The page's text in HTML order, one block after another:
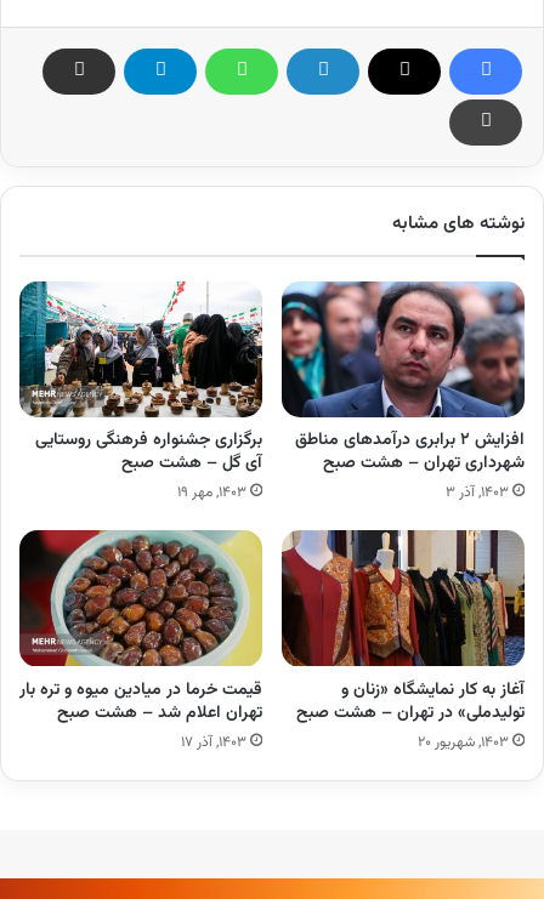
نوشته های مشابه
افزایش ۲ برابری درآمدهای مناطق
شهرداری تهران – هشت صبح
۱۴۰۳, آذر ۳
برگزاری جشنواره فرهنگی روستایی
آی گل – هشت صبح
۱۴۰۳, مهر ۱۹
آغاز به کار نمایشگاه «زنان و
تولیدملی» در تهران – هشت صبح
۱۴۰۳, شهریور ۲۰
قیمت خرما در میادین میوه و تره بار
تهران اعلام شد – هشت صبح
۱۴۰۳, آذر ۱۷